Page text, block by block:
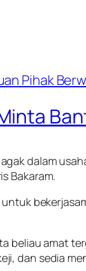
agak dalam
Bakaram.
beliau amat
dan sedia